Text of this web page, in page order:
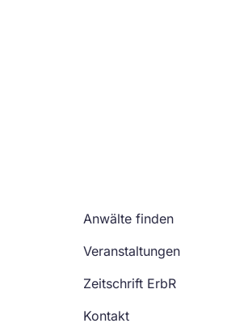
Anwälte finden
Veranstaltungen
Zeitschrift ErbR
Kontakt